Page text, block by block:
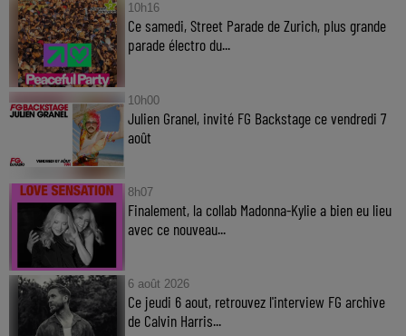
10h16
Ce samedi, Street Parade de Zurich, plus grande
parade électro du...
10h00
Julien Granel, invité FG Backstage ce vendredi 7
août
8h07
Finalement, la collab Madonna-Kylie a bien eu lieu
avec ce nouveau...
6 août 2026
Ce jeudi 6 aout, retrouvez l'interview FG archive
de Calvin Harris...